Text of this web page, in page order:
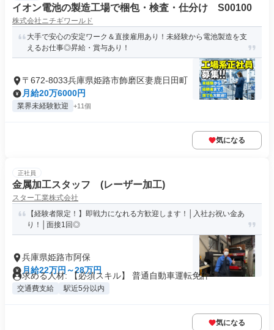
イオン電池の製造工場で梱包・検査・仕分け S00100
株式会社ニチギワールド
大手で安心の安定ワーク＆直接雇用あり！未経験から電池製造を支
えるお仕事◎昇給・賞与あり！
〒672-8033兵庫県姫路市飾磨区妻鹿日田町
月給20万6000円
業界未経験歓迎 +11個
気になる
正社員
金属加工スタッフ (レーザー加工)
スター工業株式会社
【経験者限定！】即戦力になれる方歓迎します！│入社お祝い金あ
り！│面接1回◎
兵庫県姫路市阿保
月給22万円～28万円
求める人材: 【必須スキル】 普通自動車運転免許
交通費支給 駅近5分以内
気になる